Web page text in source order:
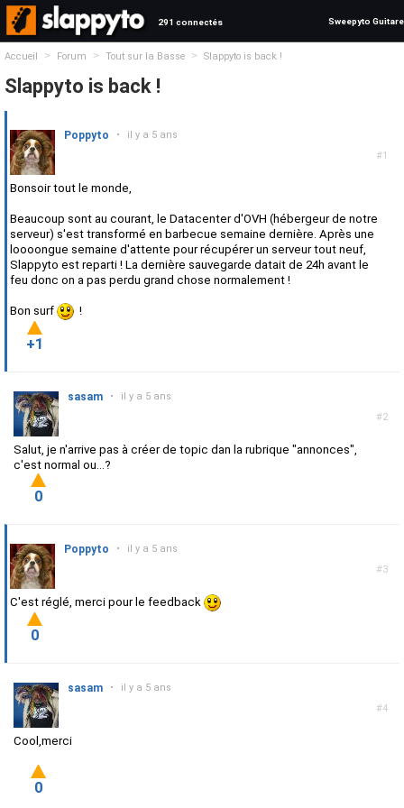
291 connectés Sweepyto Guitare
Accueil > Forum > Tout sur la Basse > Slappyto is back !
Slappyto is back !
#1
Poppyto • il y a 5 ans
Bonsoir tout le monde,
Beaucoup sont au courant, le Datacenter d'OVH (hébergeur de notre
serveur) s'est transformé en barbecue semaine dernière. Après une
loooongue semaine d'attente pour récupérer un serveur tout neuf,
Slappyto est reparti ! La dernière sauvegarde datait de 24h avant le
feu donc on a pas perdu grand chose normalement !
Bon surf !
+1
#2
sasam • il y a 5 ans
Salut, je n'arrive pas à créer de topic dan la rubrique "annonces",
c'est normal ou...?
0
#3
Poppyto • il y a 5 ans
C'est réglé, merci pour le feedback
0
#4
sasam • il y a 5 ans
Cool,merci
0